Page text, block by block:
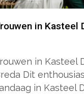
in Kasteel
in Kasteel
Dit
in Kasteel